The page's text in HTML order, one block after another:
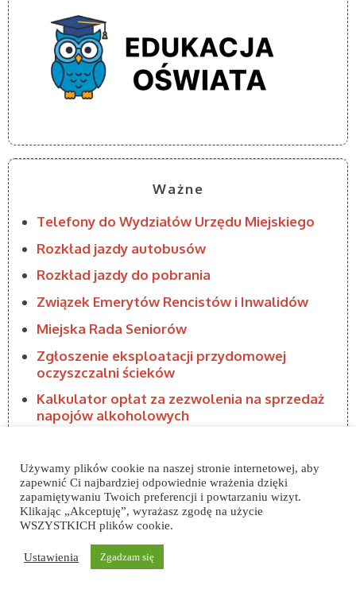
Ważne
Telefony do Wydziałów Urzędu Miejskiego
Rozkład jazdy autobusów
Rozkład jazdy do pobrania
Związek Emerytów Rencistów i Inwalidów
Miejska Rada Seniorów
Zgłoszenie eksploatacji przydomowej
oczyszczalni ścieków
Kalkulator opłat za zezwolenia na sprzedaż
napojów alkoholowych
Zapytania radnych Rady Miejskiej
Używamy plików cookie na naszej stronie internetowej, aby
zapewnić Ci najbardziej odpowiednie wrażenia dzięki
zapamiętywaniu Twoich preferencji i powtarzaniu wizyt.
Klikając „Akceptuję”, wyrażasz zgodę na użycie
WSZYSTKICH plików cookie.
Ustawienia Zgadzam się